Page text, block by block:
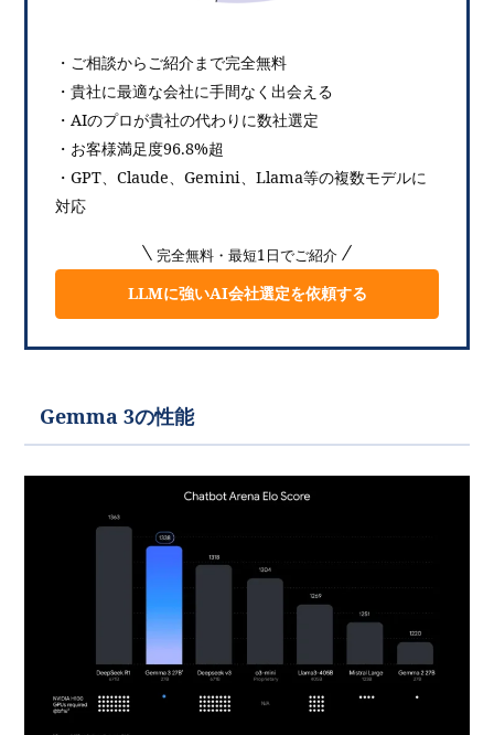
・ご相談からご紹介まで完全無料
・貴社に最適な会社に手間なく出会える
・AIのプロが貴社の代わりに数社選定
・お客様満足度96.8%超
・GPT、Claude、Gemini、Llama等の複数モデルに
対応
完全無料・最短1日でご紹介
LLMに強いAI会社選定を依頼する
Gemma 3の性能